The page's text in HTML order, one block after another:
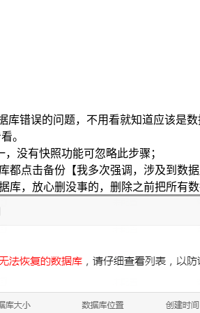
库错误的问题，不用看就知道应该是
。
没有快照功能可忽略此步骤；
都点击备份【我多次强调，涉及到数
库，放心删没事的，删除之前把所有